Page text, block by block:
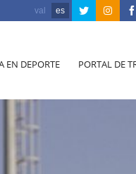
val es
EN DEPORTE PORTAL DE